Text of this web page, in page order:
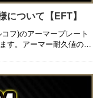
について【EFT】
フ)のアーマープレート
す。アーマー耐久値の細